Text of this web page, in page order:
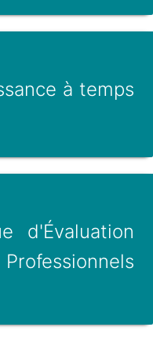
à temps
d'Évaluation